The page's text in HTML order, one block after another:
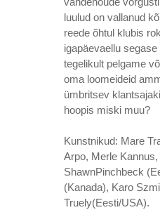
luulud on vallanud
reede õhtul klubis
igapäevaellu
tegelikult pelgame
oma loomeideid
ümbritsev
hoopis miski muu?
Kunstnikud: Mare
Arpo, Merle
ShawnPinchbeck
(Kanada), Karo
Truely(Eesti/USA).